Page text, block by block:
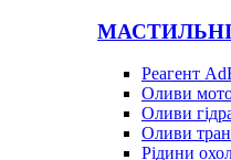
Реагент
Оливи
Оливи
Оливи
Рідини